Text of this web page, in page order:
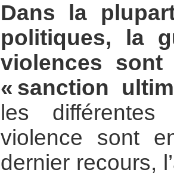
Dans la
politiques, la
violences sont
« sanction
les
violence sont
dernier recours,